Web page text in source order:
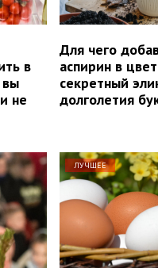
в
вы
не
Для чего
аспирин в
секретный
долголетия
ЛУЧШЕЕ